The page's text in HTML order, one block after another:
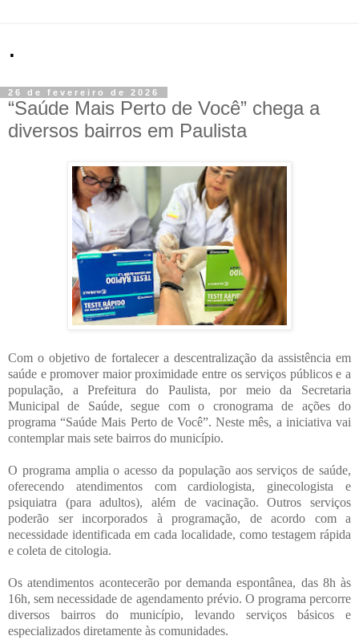
.
26 de fevereiro de 2026
“Saúde Mais Perto de Você” chega a
diversos bairros em Paulista
Com o objetivo de fortalecer a descentralização da assistência em
saúde e promover maior proximidade entre os serviços públicos e a
população, a Prefeitura do Paulista, por meio da Secretaria
Municipal de Saúde, segue com o cronograma de ações do
programa “Saúde Mais Perto de Você”. Neste mês, a iniciativa vai
contemplar mais sete bairros do município.
O programa amplia o acesso da população aos serviços de saúde,
oferecendo atendimentos com cardiologista, ginecologista e
psiquiatra (para adultos), além de vacinação. Outros serviços
poderão ser incorporados à programação, de acordo com a
necessidade identificada em cada localidade, como testagem rápida
e coleta de citologia.
Os atendimentos acontecerão por demanda espontânea, das 8h às
16h, sem necessidade de agendamento prévio. O programa percorre
diversos bairros do município, levando serviços básicos e
especializados diretamente às comunidades.